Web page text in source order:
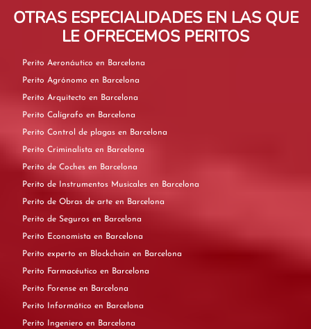
OTRAS ESPECIALIDADES EN LAS QUE
LE OFRECEMOS PERITOS
Perito Aeronáutico en Barcelona
Perito Agrónomo en Barcelona
Perito Arquitecto en Barcelona
Perito Calígrafo en Barcelona
Perito Control de plagas en Barcelona
Perito Criminalista en Barcelona
Perito de Coches en Barcelona
Perito de Instrumentos Musicales en Barcelona
Perito de Obras de arte en Barcelona
Perito de Seguros en Barcelona
Perito Economista en Barcelona
Perito experto en Blockchain en Barcelona
Perito Farmacéutico en Barcelona
Perito Forense en Barcelona
Perito Informático en Barcelona
Perito Ingeniero en Barcelona